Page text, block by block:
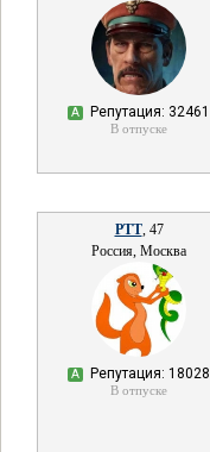
А Репутация: 32461
В отпуске
РТТ, 47
Россия, Москва
А Репутация: 18028
В отпуске